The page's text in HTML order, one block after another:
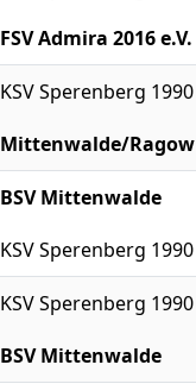
FSV Admira 2016 e.V.
KSV Sperenberg 1990
Mittenwalde/Ragow
BSV Mittenwalde
KSV Sperenberg 1990
KSV Sperenberg 1990
BSV Mittenwalde